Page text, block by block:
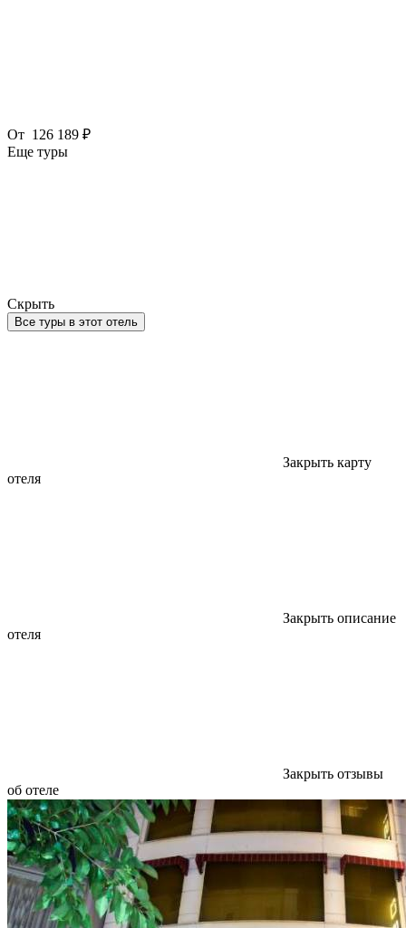
От 126 189 ₽
Еще туры
Скрыть
Все туры в этот отель
Закрыть карту
отеля
Закрыть описание
отеля
Закрыть отзывы
об отеле